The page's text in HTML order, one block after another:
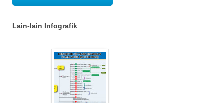
Lain-lain Infografik